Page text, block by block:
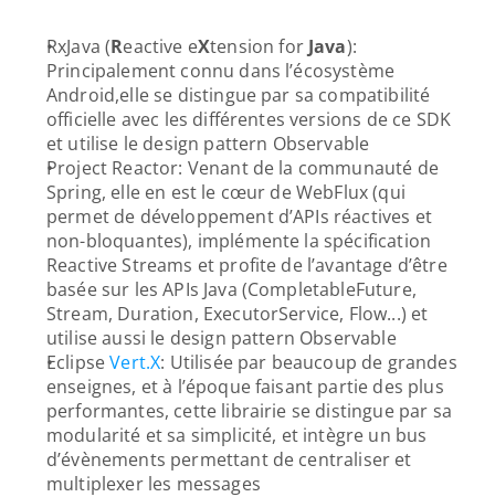
RxJava (Reactive eXtension for Java):
Principalement connu dans l’écosystème
Android,elle se distingue par sa compatibilité
officielle avec les différentes versions de ce SDK
et utilise le design pattern Observable
Project Reactor: Venant de la communauté de
Spring, elle en est le cœur de WebFlux (qui
permet de développement d’APIs réactives et
non-bloquantes), implémente la spécification
Reactive Streams et profite de l’avantage d’être
basée sur les APIs Java (CompletableFuture,
Stream, Duration, ExecutorService, Flow...) et
utilise aussi le design pattern Observable
Eclipse Vert.X: Utilisée par beaucoup de grandes
enseignes, et à l’époque faisant partie des plus
performantes, cette librairie se distingue par sa
modularité et sa simplicité, et intègre un bus
d’évènements permettant de centraliser et
multiplexer les messages